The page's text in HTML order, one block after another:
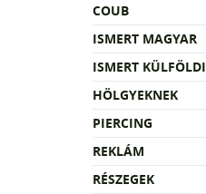
COUB
ISMERT MAGYAR
ISMERT KÜLFÖLDI
HÖLGYEKNEK
PIERCING
REKLÁM
RÉSZEGEK